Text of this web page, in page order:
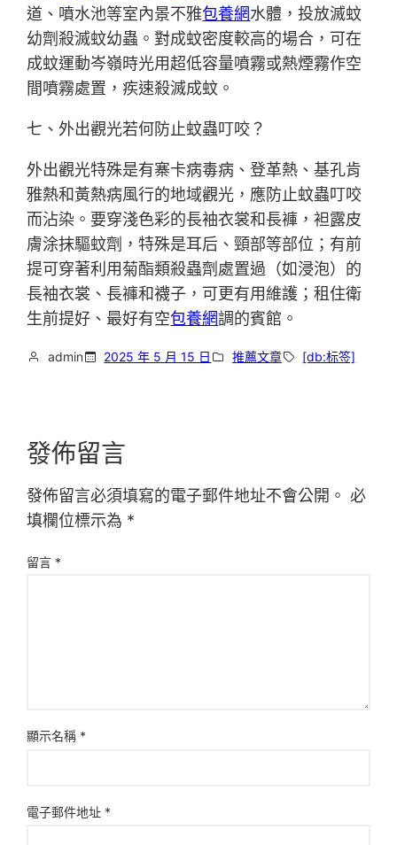
道、噴水池等室內景不雅包養網水體，投放滅蚊
幼劑殺滅蚊幼蟲。對成蚊密度較高的場合，可在
成蚊運動岑嶺時光用超低容量噴霧或熱煙霧作空
間噴霧處置，疾速殺滅成蚊。
七、外出觀光若何防止蚊蟲叮咬？
外出觀光特殊是有寨卡病毒病、登革熱、基孔肯
雅熱和黃熱病風行的地域觀光，應防止蚊蟲叮咬
而沾染。要穿淺色彩的長袖衣裳和長褲，袒露皮
膚涂抹驅蚊劑，特殊是耳后、頸部等部位；有前
提可穿著利用菊酯類殺蟲劑處置過（如浸泡）的
長袖衣裳、長褲和襪子，可更有用維護；租住衛
生前提好、最好有空包養網調的賓館。
admin 2025 年 5 月 15 日 推薦文章 [db:标签]
發佈留言
發佈留言必須填寫的電子郵件地址不會公開。 必
填欄位標示為 *
留言 *
顯示名稱 *
電子郵件地址 *